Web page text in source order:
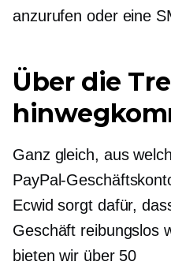
anzurufen oder eine
Über die
Ganz gleich, aus
PayPal-
Ecwid sorgt dafür,
Geschäft reibungslos
bieten wir über 50